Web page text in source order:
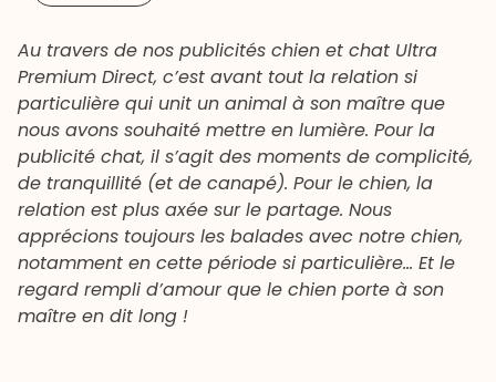
Au travers de nos publicités chien et chat Ultra
Premium Direct, c’est avant tout la relation si
particulière qui unit un animal à son maître que
nous avons souhaité mettre en lumière. Pour la
publicité chat, il s’agit des moments de complicité,
de tranquillité (et de canapé). Pour le chien, la
relation est plus axée sur le partage. Nous
apprécions toujours les balades avec notre chien,
notamment en cette période si particulière… Et le
regard rempli d’amour que le chien porte à son
maître en dit long !